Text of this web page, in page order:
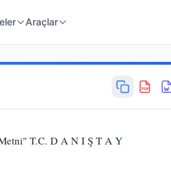
Araçlar
PDF
T.C. D A N I Ş T A Y